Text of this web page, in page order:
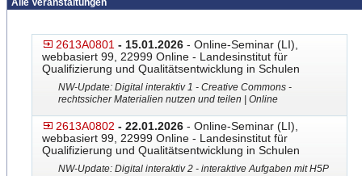
Alle Veranstaltungen
2613A0801 - 15.01.2026 - Online-Seminar (LI),
webbasiert 99, 22999 Online - Landesinstitut für
Qualifizierung und Qualitätsentwicklung in Schulen
NW-Update: Digital interaktiv 1 - Creative Commons -
rechtssicher Materialien nutzen und teilen | Online
2613A0802 - 22.01.2026 - Online-Seminar (LI),
webbasiert 99, 22999 Online - Landesinstitut für
Qualifizierung und Qualitätsentwicklung in Schulen
NW-Update: Digital interaktiv 2 - interaktive Aufgaben mit H5P